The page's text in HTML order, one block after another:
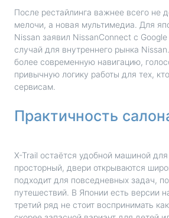
После рестайлинга важнее всего не
мелочи, а новая мультимедиа. Для
Nissan заявил NissanConnect с
случай для внутреннего рынка
более современную навигацию,
привычную логику работы для тех,
сервисам.
Практичность
X-Trail остаётся удобной машиной
просторный, двери открываются
подходит для повседневных задач,
путешествий. В Японии есть версии
третий ряд не стоит воспринимать